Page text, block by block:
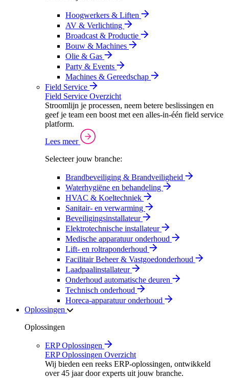
Hoogwerkers & Liften
AV & Verlichting
Broadcast & Productie
Bouw & Machines
Olie & Gas
Party & Events
Machines & Gereedschap
Field Service
Field Service Overzicht
Stroomlijn je processen, neem betere beslissingen en
geef je team een boost met een alles-in-één field service
platform.
Lees meer
Selecteer jouw branche:
Brandbeveiliging & Brandveiligheid
Waterhygiëne en behandeling
HVAC & Koeltechniek
Sanitair- en verwarming
Beveiligingsinstallateur
Elektrotechnische installateur
Medische apparatuur onderhoud
Lift- en roltraponderhoud
Facilitair Beheer & Vastgoedonderhoud
Laadpaalinstallateur
Onderhoud automatische deuren
Technisch onderhoud
Horeca-apparatuur onderhoud
Oplossingen
Oplossingen
ERP Oplossingen
ERP Oplossingen Overzicht
Wij bieden een reeks ERP-oplossingen, ontwikkeld
over 45 jaar door experts uit jouw branche.